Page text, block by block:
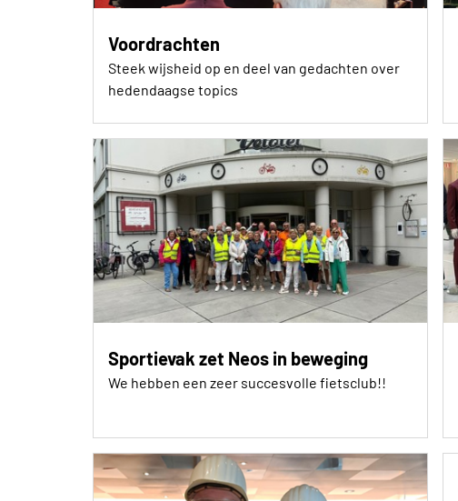
Voordrachten
Steek wijsheid op en deel van gedachten over
hedendaagse topics
Sportievak zet Neos in beweging
We hebben een zeer succesvolle fietsclub!!